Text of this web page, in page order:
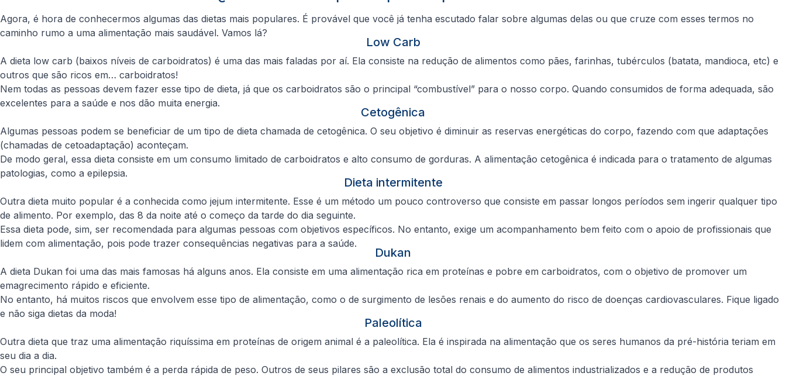
Agora, é hora de conhecermos algumas das dietas mais populares. É provável que você já tenha escutado falar sobre algumas delas ou que cruze com esses termos no
caminho rumo a uma alimentação mais saudável. Vamos lá?
Low Carb
A dieta low carb (baixos níveis de carboidratos) é uma das mais faladas por aí. Ela consiste na redução de alimentos como pães, farinhas, tubérculos (batata, mandioca, etc) e
outros que são ricos em… carboidratos!
Nem todas as pessoas devem fazer esse tipo de dieta, já que os carboidratos são o principal “combustível” para o nosso corpo. Quando consumidos de forma adequada, são
excelentes para a saúde e nos dão muita energia.
Cetogênica
Algumas pessoas podem se beneficiar de um tipo de dieta chamada de cetogênica. O seu objetivo é diminuir as reservas energéticas do corpo, fazendo com que adaptações
(chamadas de cetoadaptação) aconteçam.
De modo geral, essa dieta consiste em um consumo limitado de carboidratos e alto consumo de gorduras. A alimentação cetogênica é indicada para o tratamento de algumas
patologias, como a epilepsia.
Dieta intermitente
Outra dieta muito popular é a conhecida como jejum intermitente. Esse é um método um pouco controverso que consiste em passar longos períodos sem ingerir qualquer tipo
de alimento. Por exemplo, das 8 da noite até o começo da tarde do dia seguinte.
Essa dieta pode, sim, ser recomendada para algumas pessoas com objetivos específicos. No entanto, exige um acompanhamento bem feito com o apoio de profissionais que
lidem com alimentação, pois pode trazer consequências negativas para a saúde.
Dukan
A dieta Dukan foi uma das mais famosas há alguns anos. Ela consiste em uma alimentação rica em proteínas e pobre em carboidratos, com o objetivo de promover um
emagrecimento rápido e eficiente.
No entanto, há muitos riscos que envolvem esse tipo de alimentação, como o de surgimento de lesões renais e do aumento do risco de doenças cardiovasculares. Fique ligado
e não siga dietas da moda!
Paleolítica
Outra dieta que traz uma alimentação riquíssima em proteínas de origem animal é a paleolítica. Ela é inspirada na alimentação que os seres humanos da pré-história teriam em
seu dia a dia.
O seu principal objetivo também é a perda rápida de peso. Outros de seus pilares são a exclusão total do consumo de alimentos industrializados e a redução de produtos